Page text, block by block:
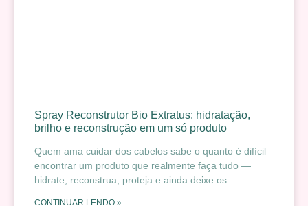
Spray Reconstrutor Bio Extratus: hidratação,
brilho e reconstrução em um só produto
Quem ama cuidar dos cabelos sabe o quanto é difícil
encontrar um produto que realmente faça tudo —
hidrate, reconstrua, proteja e ainda deixe os
CONTINUAR LENDO »